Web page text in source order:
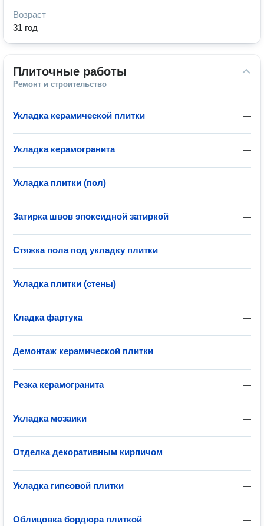
Возраст
31 год
Плиточные работы
Ремонт и строительство
—
Укладка керамической плитки
—
Укладка керамогранита
—
Укладка плитки (пол)
—
Затирка швов эпоксидной затиркой
—
Стяжка пола под укладку плитки
—
Укладка плитки (стены)
—
Кладка фартука
—
Демонтаж керамической плитки
—
Резка керамогранита
—
Укладка мозаики
—
Отделка декоративным кирпичом
—
Укладка гипсовой плитки
—
Облицовка бордюра плиткой